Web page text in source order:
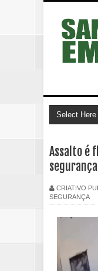
Assalto é
CRIATIVO
SEGURANÇA